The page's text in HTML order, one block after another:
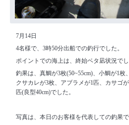
7月14日
4名様で、3時50分出船での釣行でした。
ポイントでの海上は、終始ベタ凪状況でし
釣果は、真鯛が3枚(50~55cm)、小鯛が1枚
クサカレが3枚、アブラメが1匹、カサゴ
匹(良型40cm)でした。
写真は、本日のお客様を代表しての釣果で